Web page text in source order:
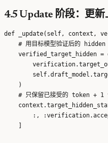
4.5 Update 阶段：更新
def _update(self, context,
# 用目标模型验证后的
verified_target_hidden =
    )
# 只保留已接受的 token +
:,